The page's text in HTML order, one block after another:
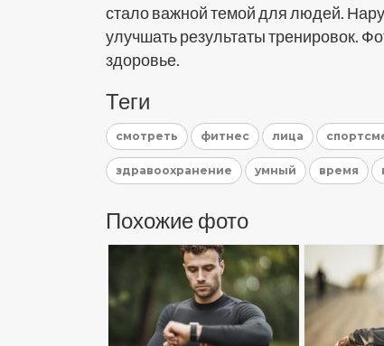
стало важной темой для людей.
улучшать результаты тренировок.
здоровье.
Теги
смотреть фитнес лица
здравоохранение умный время
Похожие фото